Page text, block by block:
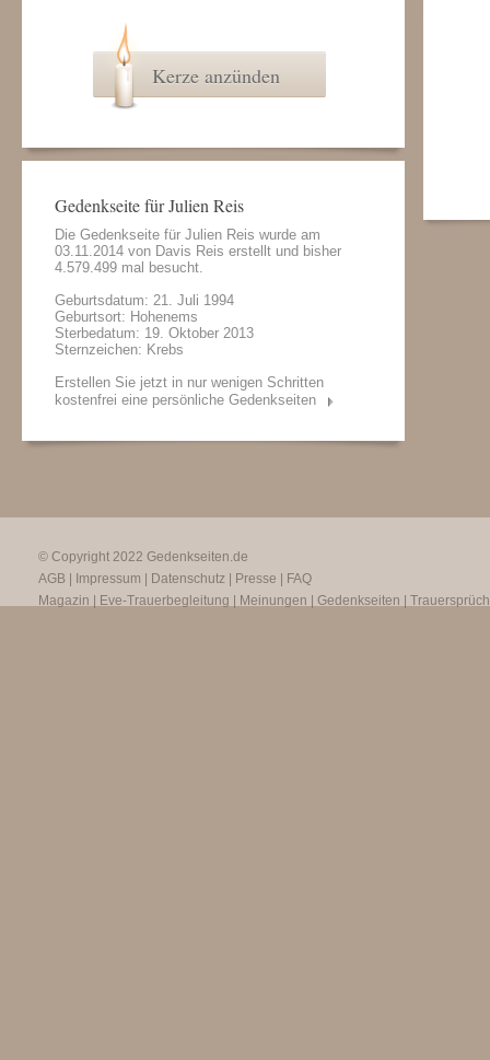
Kerze anzünden
Gedenkseite für Julien Reis
Die Gedenkseite für Julien Reis wurde am
03.11.2014 von Davis Reis erstellt und bisher
4.579.499 mal besucht.
Geburtsdatum: 21. Juli 1994
Geburtsort: Hohenems
Sterbedatum: 19. Oktober 2013
Sternzeichen: Krebs
Erstellen Sie jetzt in nur wenigen Schritten
kostenfrei eine persönliche Gedenkseiten
© Copyright 2022 Gedenkseiten.de
AGB
Impressum Datenschutz Presse
FAQ
Magazin
Eve-Trauerbegleitung Meinungen Gedenkseiten